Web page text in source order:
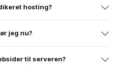
hosting?
jeg nu?
til serveren?